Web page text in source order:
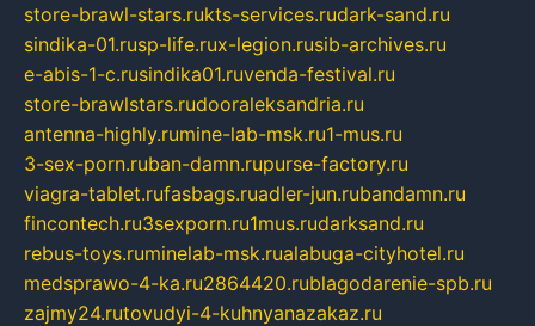
store-brawl-stars.rukts-services.rudark-sand.ru
sindika-01.rusp-life.rux-legion.rusib-archives.ru
e-abis-1-c.rusindika01.ruvenda-festival.ru
store-brawlstars.rudooraleksandria.ru
antenna-highly.rumine-lab-msk.ru1-mus.ru
3-sex-porn.ruban-damn.rupurse-factory.ru
viagra-tablet.rufasbags.ruadler-jun.rubandamn.ru
fincontech.ru3sexporn.ru1mus.rudarksand.ru
rebus-toys.ruminelab-msk.rualabuga-cityhotel.ru
medsprawo-4-ka.ru2864420.rublagodarenie-spb.ru
zajmy24.rutovudyi-4-kuhnyanazakaz.ru